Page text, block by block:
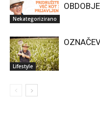
Nekategorizirano
OBDOBJE
Lifestyle